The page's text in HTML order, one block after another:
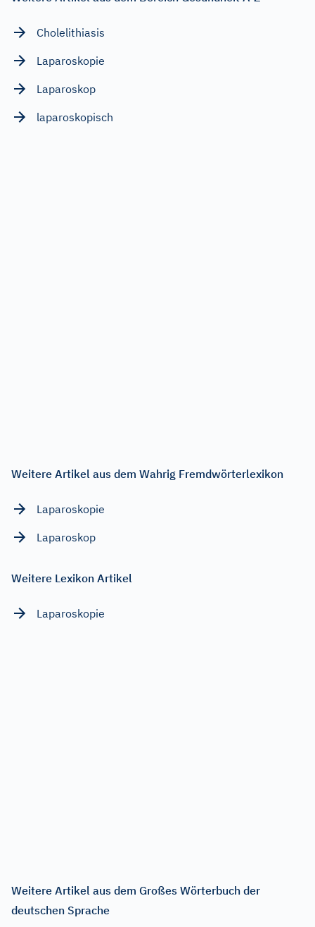
Cholelithiasis
Laparoskopie
Laparoskop
laparoskopisch
Weitere Artikel aus dem Wahrig Fremdwörterlexikon
Laparoskopie
Laparoskop
Weitere Lexikon Artikel
Laparoskopie
Weitere Artikel aus dem Großes Wörterbuch der
deutschen Sprache